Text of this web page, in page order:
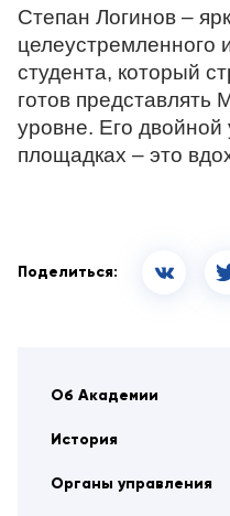
Об Академии
История
Органы управления
Степан Логинов –
целеустремленного
студента, который
готов
уровне. Его двойной
площадках – это
Поделиться: